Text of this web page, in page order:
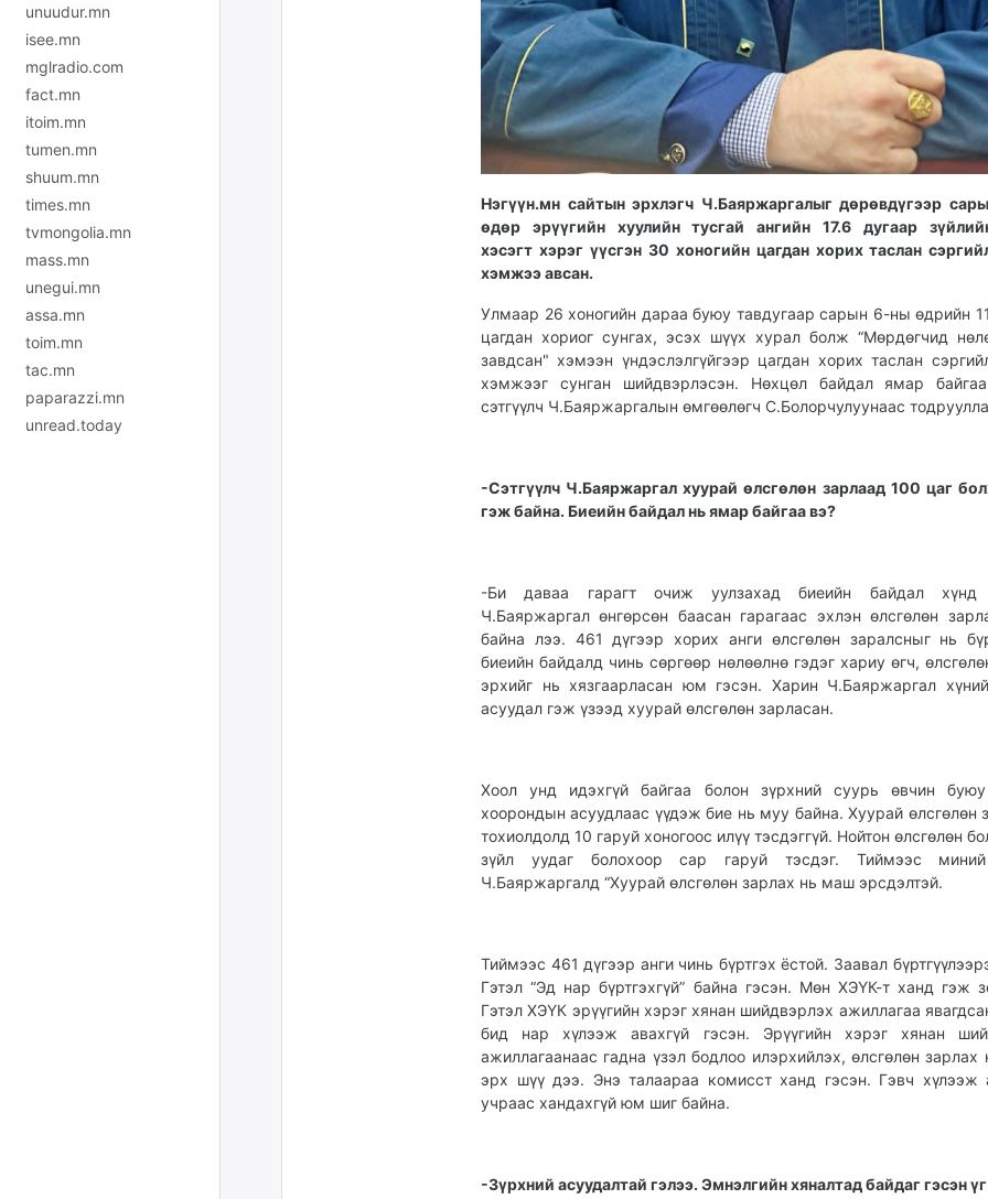
unuudur.mn
isee.mn
mglradio.com
fact.mn
itoim.mn
tumen.mn
shuum.mn
times.mn
tvmongolia.mn
mass.mn
unegui.mn
assa.mn
toim.mn
tac.mn
paparazzi.mn
unread.today
Нэгүүн.мн сайтын эрхлэгч Ч.Баяржаргалыг дөрөвдүгээр
өдөр эрүүгийн хуулийн тусгай ангийн 17.6 дугаар
хэсэгт хэрэг үүсгэн 30 хоногийн цагдан хорих таслан
хэмжээ авсан.
Улмаар 26 хоногийн дараа буюу тавдугаар сарын 6-ны өдрийн
цагдан хориог сунгах, эсэх шүүх хурал болж “Мөрдөгчид
завдсан" хэмээн үндэслэлгүйгээр цагдан хорих таслан
хэмжээг сунган шийдвэрлэсэн. Нөхцөл байдал ямар
сэтгүүлч Ч.Баяржаргалын өмгөөлөгч С.Болорчулуунаас
-Сэтгүүлч Ч.Баяржаргал хуурай өлсгөлөн зарлаад 100 цаг
гэж байна. Биеийн байдал нь ямар байгаа вэ?
-Би даваа гарагт очиж уулзахад биеийн байдал хүнд
Ч.Баяржаргал өнгөрсөн баасан гарагаас эхлэн өлсгөлөн
байна лээ. 461 дүгээр хорих анги өлсгөлөн заралсныг нь
биеийн байдалд чинь сөргөөр нөлөөлнө гэдэг хариу өгч,
эрхийг нь хязгаарласан юм гэсэн. Харин Ч.Баяржаргал
асуудал гэж үзээд хуурай өлсгөлөн зарласан.
Хоол унд идэхгүй байгаа болон зүрхний суурь өвчин
хоорондын асуудлаас үүдэж бие нь муу байна. Хуурай өлсгөлөн
тохиолдолд 10 гаруй хоногоос илүү тэсдэггүй. Нойтон өлсгөлөн
зүйл уудаг болохоор сар гаруй тэсдэг. Тиймээс миний
Ч.Баяржаргалд “Хуурай өлсгөлөн зарлах нь маш эрсдэлтэй.
Тиймээс 461 дүгээр анги чинь бүртгэх ёстой. Заавал
Гэтэл “Эд нар бүртгэхгүй” байна гэсэн. Мөн ХЭҮК-т ханд гэж
Гэтэл ХЭҮК эрүүгийн хэрэг хянан шийдвэрлэх ажиллагаа
бид нар хүлээж авахгүй гэсэн. Эрүүгийн хэрэг хянан
ажиллагаанаас гадна үзэл бодлоо илэрхийлэх, өлсгөлөн зарлах
эрх шүү дээ. Энэ талаараа комисст ханд гэсэн. Гэвч хүлээж
учраас хандахгүй юм шиг байна.
-Зүрхний асуудалтай гэлээ. Эмнэлгийн хяналтад байдаг гэсэн